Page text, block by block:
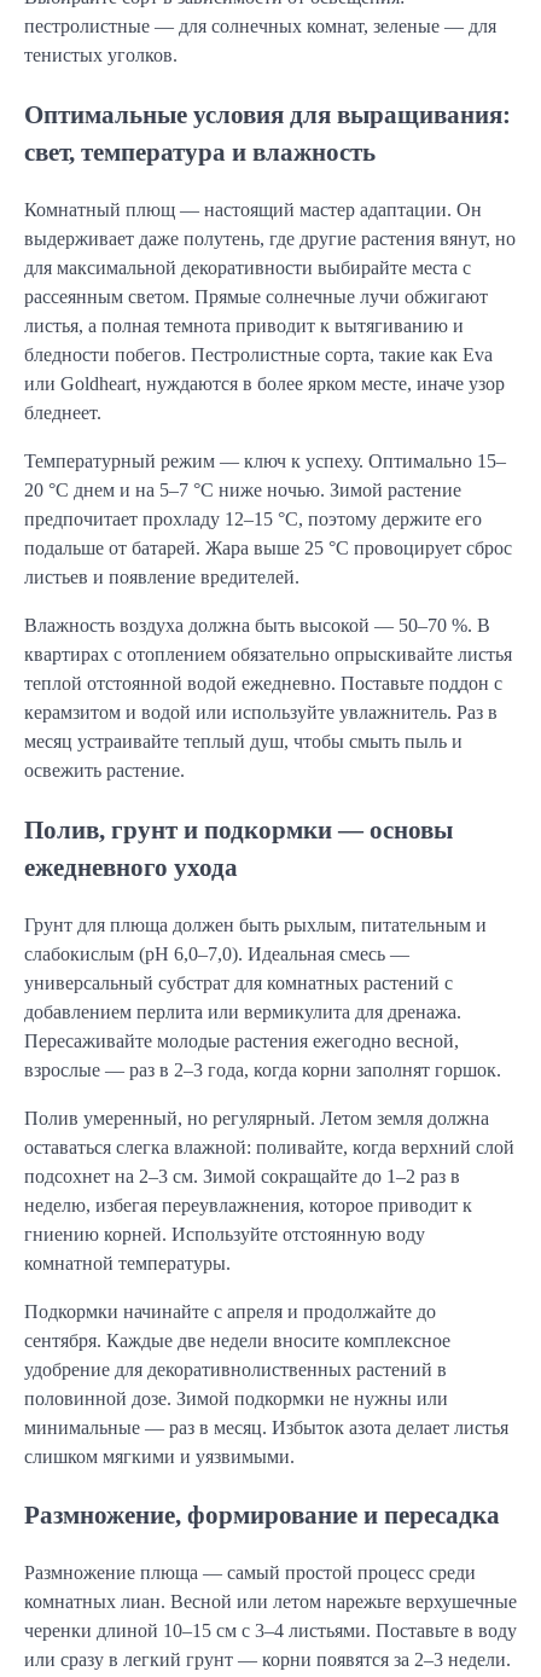
пестролистные — для солнечных комнат, зеленые — для
тенистых уголков.
Оптимальные условия для выращивания:
свет, температура и влажность
Комнатный плющ — настоящий мастер адаптации. Он
выдерживает даже полутень, где другие растения вянут, но
для максимальной декоративности выбирайте места с
рассеянным светом. Прямые солнечные лучи обжигают
листья, а полная темнота приводит к вытягиванию и
бледности побегов. Пестролистные сорта, такие как Eva
или Goldheart, нуждаются в более ярком месте, иначе узор
бледнеет.
Температурный режим — ключ к успеху. Оптимально 15–
20 °C днем и на 5–7 °C ниже ночью. Зимой растение
предпочитает прохладу 12–15 °C, поэтому держите его
подальше от батарей. Жара выше 25 °C провоцирует сброс
листьев и появление вредителей.
Влажность воздуха должна быть высокой — 50–70 %. В
квартирах с отоплением обязательно опрыскивайте листья
теплой отстоянной водой ежедневно. Поставьте поддон с
керамзитом и водой или используйте увлажнитель. Раз в
месяц устраивайте теплый душ, чтобы смыть пыль и
освежить растение.
Полив, грунт и подкормки — основы
ежедневного ухода
Грунт для плюща должен быть рыхлым, питательным и
слабокислым (pH 6,0–7,0). Идеальная смесь —
универсальный субстрат для комнатных растений с
добавлением перлита или вермикулита для дренажа.
Пересаживайте молодые растения ежегодно весной,
взрослые — раз в 2–3 года, когда корни заполнят горшок.
Полив умеренный, но регулярный. Летом земля должна
оставаться слегка влажной: поливайте, когда верхний слой
подсохнет на 2–3 см. Зимой сокращайте до 1–2 раз в
неделю, избегая переувлажнения, которое приводит к
гниению корней. Используйте отстоянную воду
комнатной температуры.
Подкормки начинайте с апреля и продолжайте до
сентября. Каждые две недели вносите комплексное
удобрение для декоративнолиственных растений в
половинной дозе. Зимой подкормки не нужны или
минимальные — раз в месяц. Избыток азота делает листья
слишком мягкими и уязвимыми.
Размножение, формирование и пересадка
Размножение плюща — самый простой процесс среди
комнатных лиан. Весной или летом нарежьте верхушечные
черенки длиной 10–15 см с 3–4 листьями. Поставьте в воду
или сразу в легкий грунт — корни появятся за 2–3 недели.